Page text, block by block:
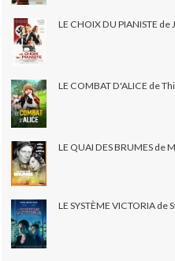
LE CHOIX DU PIANISTE
LE COMBAT D'ALICE de
LE QUAI DES BRUMES de
LE SYSTÈME VICTORIA de